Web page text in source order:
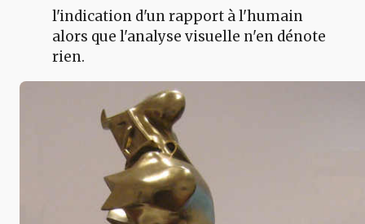
l'indication d'un rapport à l'humain
alors que l'analyse visuelle n'en dénote
rien.